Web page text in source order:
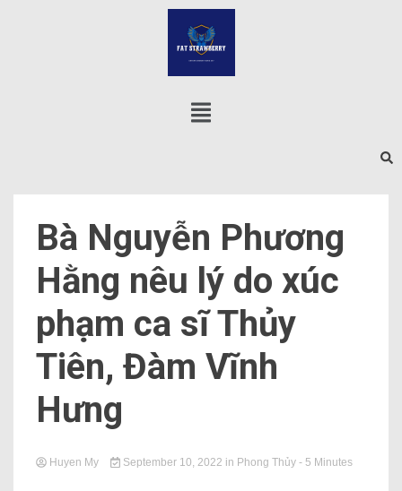
Bà Nguyễn Phương
Hằng nêu lý do xúc
phạm ca sĩ Thủy
Tiên, Đàm Vĩnh
Hưng
Huyen My September 10, 2022 in Phong Thủy - 5 Minutes